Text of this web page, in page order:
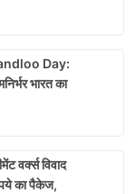
Day:
भारत का
वर्क्स विवाद
का पैकेज,